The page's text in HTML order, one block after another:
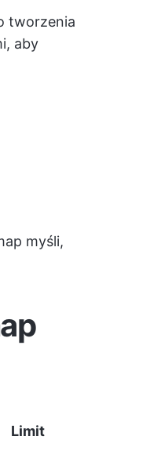
tworzenia
aby
myśli,
Limit